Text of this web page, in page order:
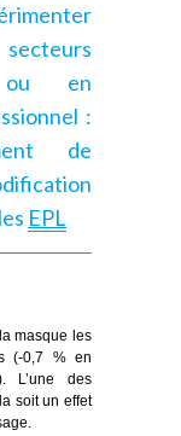
ou en
:
de
EPL
masque les
(-0,7 % en
L’une des
soit un effet